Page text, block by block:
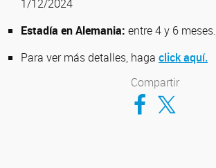
1/12/2024
Estadía en Alemania: entre 4 y 6 meses.
Para ver más detalles, haga click aquí.
Compartir
Compartir en Facebook
Compartir en Twitter